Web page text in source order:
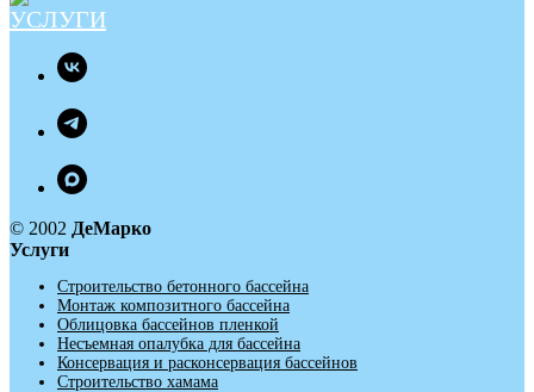
© 2002 ДеМарко
Услуги
Строительство бетонного бассейна
Монтаж композитного бассейна
Облицовка бассейнов пленкой
Несъемная опалубка для бассейна
Консервация и расконсервация бассейнов
Строительство хамама